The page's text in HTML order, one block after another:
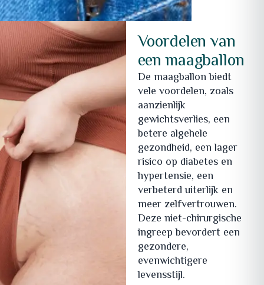
Voordelen van
een maagballon
De maagballon biedt
vele voordelen, zoals
aanzienlijk
gewichtsverlies, een
betere algehele
gezondheid, een lager
risico op diabetes en
hypertensie, een
verbeterd uiterlijk en
meer zelfvertrouwen.
Deze niet-chirurgische
ingreep bevordert een
gezondere,
evenwichtigere
levensstijl.